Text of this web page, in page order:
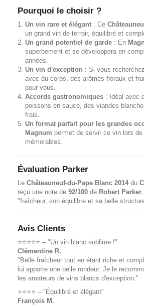
Pourquoi le choisir ?
Un vin rare et élégant : Ce
un grand vin de terroir, équilibré et
Un grand potentiel de garde : En
superbement et se développera en
années.
Un vin d'exception : Si vous
avec du corps, des arômes floraux et
pour vous.
Accords gastronomiques : Idéal avec
poissons en sauce, des viandes
frais.
Un format parfait pour les grandes
Magnum permet de servir ce vin lors
mémorables.
Évaluation Parker
Le Châteauneuf-du-Pape Blanc 2014 du
reçu une note de 92/100 de Robert Parker
"fraîcheur, son équilibre et sa belle
Avis Clients
⭐️⭐️⭐️⭐️⭐️ – "Un vin blanc sublime !"
Clémentine R.
"Belle fraîcheur tout en étant riche et
lui apporte une belle rondeur. Je le
les amateurs de vins blancs d'exception."
⭐️⭐️⭐️⭐️ – "Équilibré et élégant"
François M.